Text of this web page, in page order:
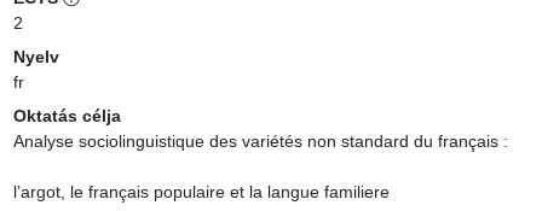
2
Nyelv
fr
Oktatás célja
Analyse sociolinguistique des variétés non standard du français :
l’argot, le français populaire et la langue familiere